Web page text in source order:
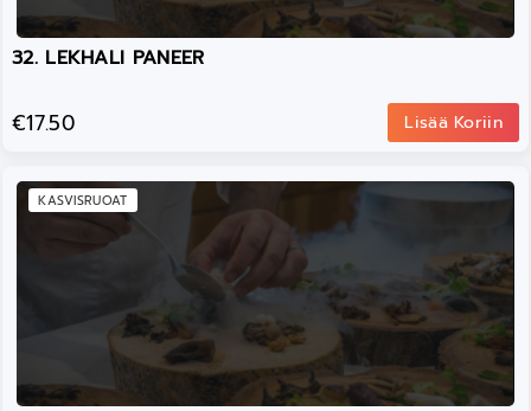
32. LEKHALI PANEER
€17.50 Lisää Koriin
KASVISRUOAT